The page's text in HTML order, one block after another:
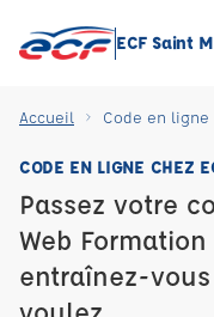
ECF Saint
Accueil Code en ligne
CODE EN LIGNE CHEZ
Passez votre
Web
entraînez-